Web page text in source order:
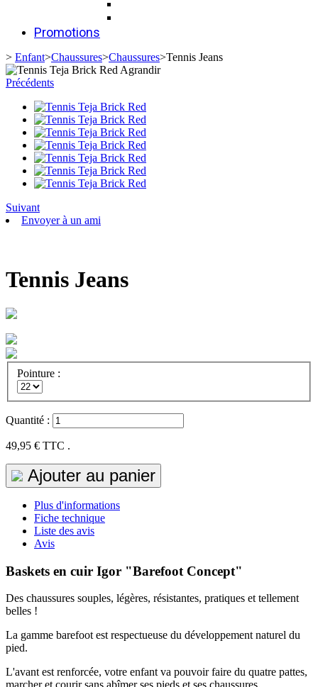
Promotions
> Enfant>Chaussures>Chaussures>Tennis Jeans
Agrandir
Précédents
Suivant
Envoyer à un ami
Tennis Jeans
Pointure :
Quantité :
49,95 € TTC .
Ajouter au panier
Plus d'informations
Fiche technique
Liste des avis
Avis
Baskets en cuir Igor "Barefoot Concept"
Des chaussures souples, légères, résistantes, pratiques et tellement
belles !
La gamme barefoot est respectueuse du développement naturel du
pied.
L'avant est renforcée, votre enfant va pouvoir faire du quatre pattes,